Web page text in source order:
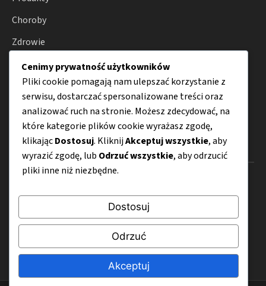
Choroby
Zdrowie
Porady
Dieta
Odżywianie
Menu
Mapa strony
Polityka prywatności
Cenimy prywatność użytkowników
Pliki cookie pomagają nam ulepszać korzystanie z
serwisu, dostarczać spersonalizowane treści oraz
analizować ruch na stronie. Możesz zdecydować, na
które kategorie plików cookie wyrażasz zgodę,
klikającDostosuj. KliknijAkceptuj wszystkie, aby
wyrazić zgodę, lub Odrzuć wszystkie, aby odrzucić
pliki inne niż niezbędne.
Dostosuj
Odrzuć
Akceptuj